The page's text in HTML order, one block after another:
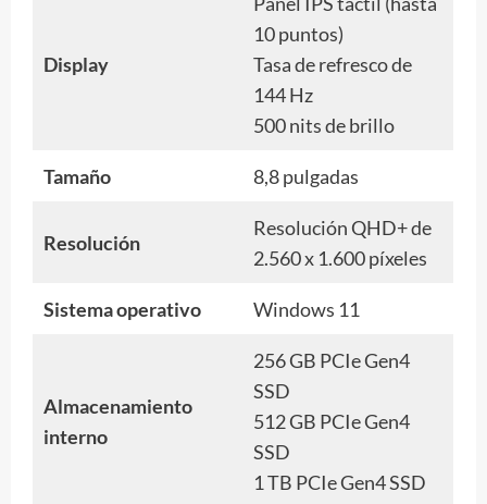
Display
10 puntos)
Tasa de refresco de
144 Hz
500 nits de brillo
Tamaño 8,8 pulgadas
Resolución
Resolución QHD+ de
2.560 x 1.600 píxeles
Sistema operativo Windows 11
Almacenamiento
interno
256 GB PCIe Gen4
SSD
512 GB PCIe Gen4
SSD
1 TB PCIe Gen4 SSD